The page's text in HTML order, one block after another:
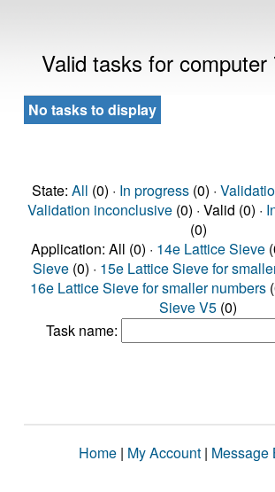
Valid tasks for computer
No tasks to display
State: All (0) · In progress(0) ·
Validation inconclusive(0) · Valid (0) ·
(0)
Application: All (0) · 14e Lattice Sieve
Sieve (0) · 15e Lattice Sieve for
16e Lattice Sieve for smaller numbers
Sieve V5 (0)
Task name:
Home | My Account | Message